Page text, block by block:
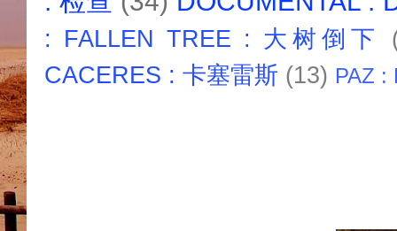
: FALLEN TREE : 大树倒下
CACERES : 卡塞雷斯 (13) PAZ :